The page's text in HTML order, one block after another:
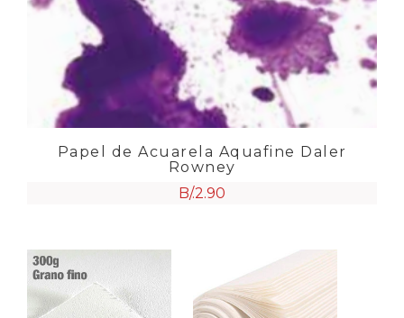
Papel de Acuarela Aquafine Daler
Rowney
B/.2.90